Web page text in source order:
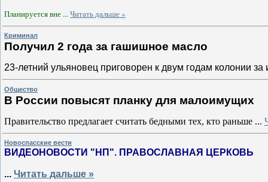
Планируется вне ...Читать дальше »
Криминал
Получил 2 года за гашишное масло
23-летний ульяновец приговорен к двум годам колонии
Общество
В России повысят планку для малоимущих
Правительство предлагает считать бедными тех, кто раньше ...
Новоспасские вести
ВИДЕОНОВОСТИ "НП". ПРАВОСЛАВНАЯ ЦЕРКОВЬ
... Читать дальше »